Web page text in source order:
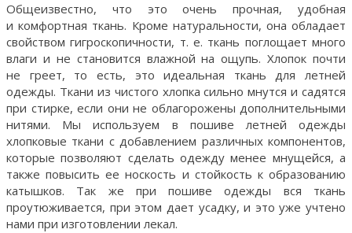
Общеизвестно, что это очень прочная, удобная
и комфортная ткань. Кроме натуральности, она обладает
свойством гигроскопичности, т. е. ткань поглощает много
влаги и не становится влажной на ощупь. Хлопок почти
не греет, то есть, это идеальная ткань для летней
одежды. Ткани из чистого хлопка сильно мнутся и садятся
при стирке, если они не облагорожены дополнительными
нитями. Мы используем в пошиве летней одежды
хлопковые ткани с добавлением различных компонентов,
которые позволяют сделать одежду менее мнущейся, а
также повысить ее носкость и стойкость к образованию
катышков. Так же при пошиве одежды вся ткань
проутюживается, при этом дает усадку, и это уже учтено
нами при изготовлении лекал.